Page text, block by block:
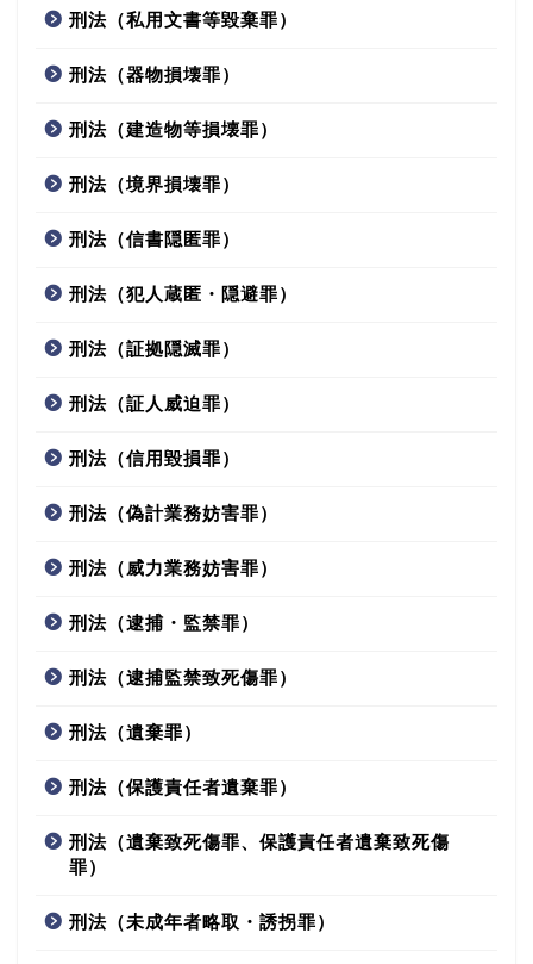
刑法（私用文書等毀棄罪）
刑法（器物損壊罪）
刑法（建造物等損壊罪）
刑法（境界損壊罪）
刑法（信書隠匿罪）
刑法（犯人蔵匿・隠避罪）
刑法（証拠隠滅罪）
刑法（証人威迫罪）
刑法（信用毀損罪）
刑法（偽計業務妨害罪）
刑法（威力業務妨害罪）
刑法（逮捕・監禁罪）
刑法（逮捕監禁致死傷罪）
刑法（遺棄罪）
刑法（保護責任者遺棄罪）
刑法（遺棄致死傷罪、保護責任者遺棄致死傷
罪）
刑法（未成年者略取・誘拐罪）